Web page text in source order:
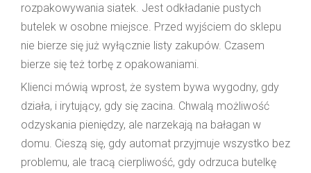
rozpakowywania siatek. Jest odkładanie pustych
butelek w osobne miejsce. Przed wyjściem do sklepu
nie bierze się już wyłącznie listy zakupów. Czasem
bierze się też torbę z opakowaniami.
Klienci mówią wprost, że system bywa wygodny, gdy
działa, i irytujący, gdy się zacina. Chwalą możliwość
odzyskania pieniędzy, ale narzekają na bałagan w
domu. Cieszą się, gdy automat przyjmuje wszystko bez
problemu, ale tracą cierpliwość, gdy odrzuca butelkę